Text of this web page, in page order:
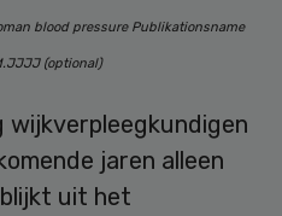
blood pressure Publikationsname
(optional)
wijkverpleegkundigen
jaren alleen
uit het